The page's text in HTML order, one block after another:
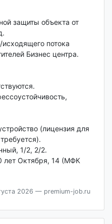
защиты объекта от
потока
Бизнес центра.
(лицензия для
1/2, 2/2.
лет Октября, 14 (МФК
2026 — premium-job.ru